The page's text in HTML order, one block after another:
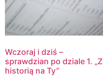
Wczoraj i dziś –
sprawdzian po dziale 1. „Z
historią na Ty”